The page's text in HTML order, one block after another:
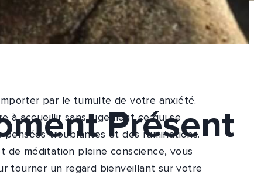
Présent
par le tumulte de votre anxiété.
à accueillir sans jugement ce qui se
pensées troublantes et des ruminations.
de méditation pleine conscience, vous
tourner un regard bienveillant sur votre